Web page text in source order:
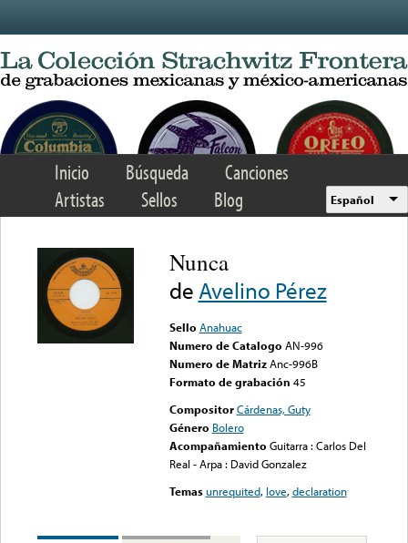
Inicio Búsqueda
Canciones
Artistas
Sellos Blog Español
Nunca
de Avelino Pérez
Sello Anahuac
Numero de Catalogo AN-996
Numero de Matriz Anc-996B
Formato de grabación 45
Compositor Cárdenas, Guty
Género Bolero
Acompañamiento Guitarra : Carlos Del
Real - Arpa : David Gonzalez
Temas unrequited, love,declaration